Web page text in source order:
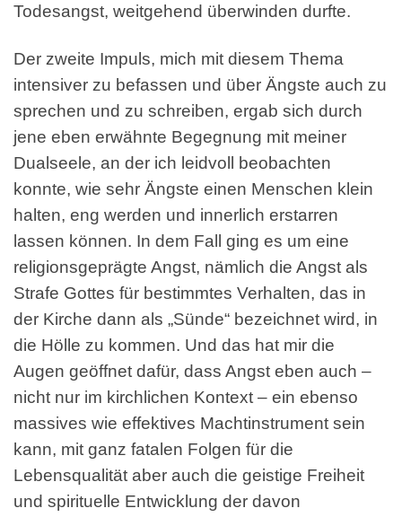
Todesangst, weitgehend überwinden durfte.
Der zweite Impuls, mich mit diesem Thema
intensiver zu befassen und über Ängste auch zu
sprechen und zu schreiben, ergab sich durch
jene eben erwähnte Begegnung mit meiner
Dualseele, an der ich leidvoll beobachten
konnte, wie sehr Ängste einen Menschen klein
halten, eng werden und innerlich erstarren
lassen können. In dem Fall ging es um eine
religionsgeprägte Angst, nämlich die Angst als
Strafe Gottes für bestimmtes Verhalten, das in
der Kirche dann als „Sünde“ bezeichnet wird, in
die Hölle zu kommen. Und das hat mir die
Augen geöffnet dafür, dass Angst eben auch –
nicht nur im kirchlichen Kontext – ein ebenso
massives wie effektives Machtinstrument sein
kann, mit ganz fatalen Folgen für die
Lebensqualität aber auch die geistige Freiheit
und spirituelle Entwicklung der davon